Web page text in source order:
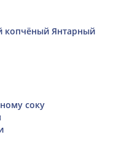
копчёный Янтарный
соку